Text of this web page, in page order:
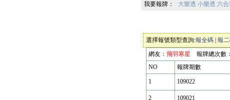
我要報牌： 大樂透 小樂透 六
選擇報號類型查詢:報全碼 報
網友： 飛羽寒星 報牌總次數：
NO
報牌期數
1 109022
2 109021